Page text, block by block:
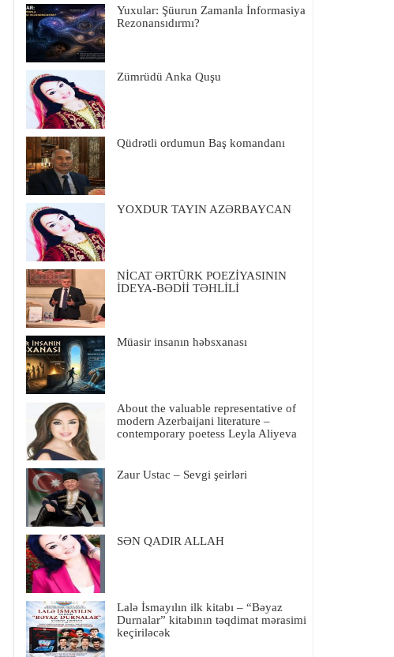
Yuxular: Şüurun Zamanla İnformasiya
Rezonansıdırmı?
Zümrüdü Anka Quşu
Qüdrətli ordumun Baş komandanı
YOXDUR TAYIN AZƏRBAYCAN
NİCAT ƏRTÜRK POEZİYASININ
İDEYA-BƏDİİ TƏHLİLİ
Müasir insanın həbsxanası
About the valuable representative of
modern Azerbaijani literature –
contemporary poetess Leyla Aliyeva
Zaur Ustac – Sevgi şeirləri
SƏN QADIR ALLAH
Lalə İsmayılın ilk kitabı – “Bəyaz
Durnalar” kitabının təqdimat mərasimi
keçiriləcək